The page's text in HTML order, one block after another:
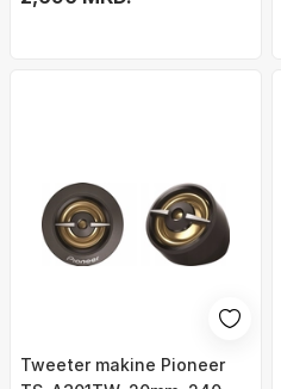
Tweeter makine Pioneer